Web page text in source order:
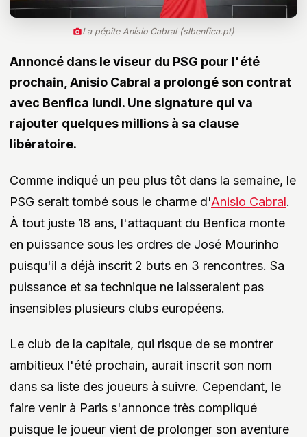
La pépite Anísio Cabral (slbenfica.pt)
Annoncé dans le viseur du PSG pour l'été
prochain, Anisio Cabral a prolongé son contrat
avec Benfica lundi. Une signature qui va
rajouter quelques millions à sa clause
libératoire.
Comme indiqué un peu plus tôt dans la semaine, le
PSG serait tombé sous le charme d'Anisio Cabral.
À tout juste 18 ans, l'attaquant du Benfica monte
en puissance sous les ordres de José Mourinho
puisqu'il a déjà inscrit 2 buts en 3 rencontres. Sa
puissance et sa technique ne laisseraient pas
insensibles plusieurs clubs européens.
Le club de la capitale, qui risque de se montrer
ambitieux l'été prochain, aurait inscrit son nom
dans sa liste des joueurs à suivre. Cependant, le
faire venir à Paris s'annonce très compliqué
puisque le joueur vient de prolonger son aventure